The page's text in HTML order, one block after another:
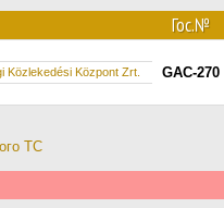
Гос.№
GAC-270
Közlekedési Központ Zrt.
ТС